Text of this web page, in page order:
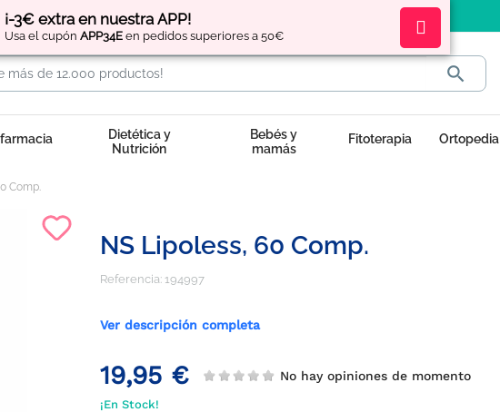
¡-3€ extra en nuestra APP!
Usa el cupón APP34E en pedidos superiores a 50€
Regístratey obtén

Dietética y
Nutrición
Bebés y
mamás
Fitoterapia Ortopedia
Comp.
NS Lipoless, 60 Comp.
Referencia: 194997
Ver descripción completa
19,95 € No hay opiniones de momento
¡En Stock!